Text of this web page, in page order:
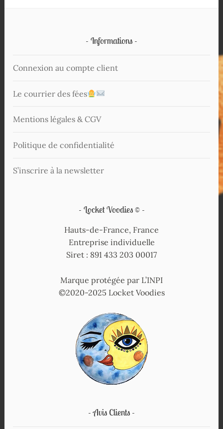
Informations
Connexion au compte client
Le courrier des fées
Mentions légales & CGV
Politique de confidentialité
S’inscrire à la newsletter
Locket Voodies ©
Hauts-de-France, France
Entreprise individuelle
Siret : 891 433 203 00017
Marque protégée par L’INPI
©2020-2025 Locket Voodies
Avis Clients